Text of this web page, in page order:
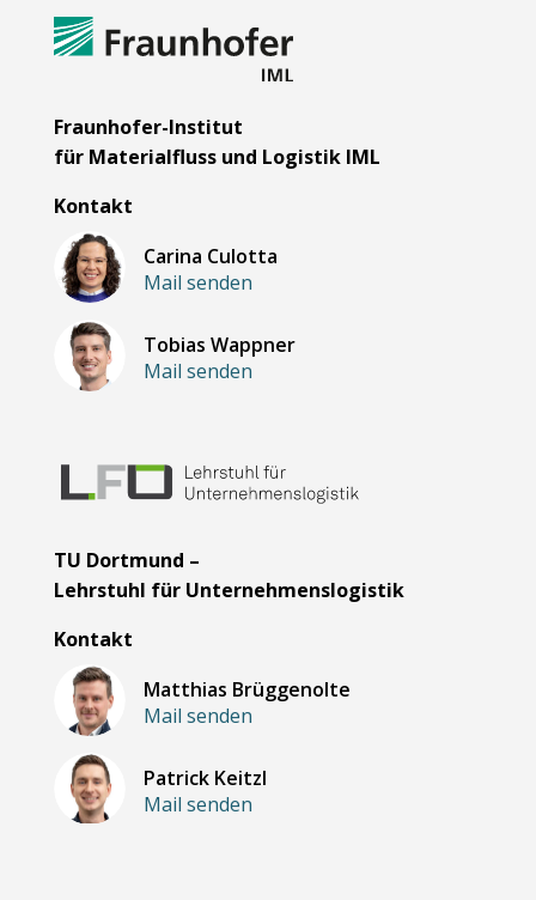
Fraunhofer-Institut
für Materialfluss und Logistik IML
Kontakt
Carina Culotta
Mail senden
Tobias Wappner
Mail senden
TU Dortmund –
Lehrstuhl für Unternehmenslogistik
Kontakt
Matthias Brüggenolte
Mail senden
Patrick Keitzl
Mail senden